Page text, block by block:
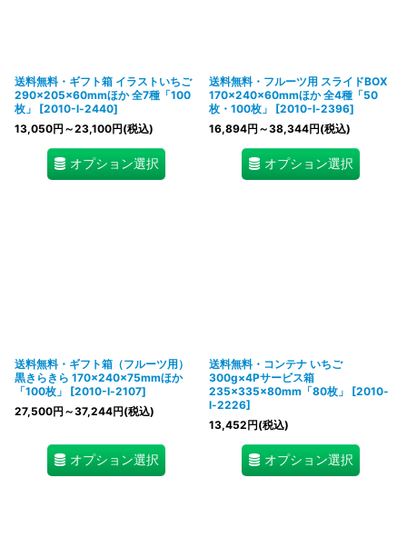
送料無料・ギフト箱 イラストいちご
290×205×60mmほか 全7種「100
枚」
[2010-l-2440]
13,050円 ～23,100円(税込)
オプション選択
送料無料・フルーツ用 スライドBOX
170×240×60mmほか 全4種「50
枚・100枚」
[2010-l-2396]
16,894円 ～38,344円(税込)
オプション選択
送料無料・ギフト箱（フルーツ用）
黒きらきら 170×240×75mmほか
「100枚」
[2010-l-2107]
27,500円 ～37,244円(税込)
オプション選択
送料無料・コンテナ いちご
300g×4Pサービス箱
235×335×80mm「80枚」
[2010-
l-2226]
13,452円(税込)
オプション選択